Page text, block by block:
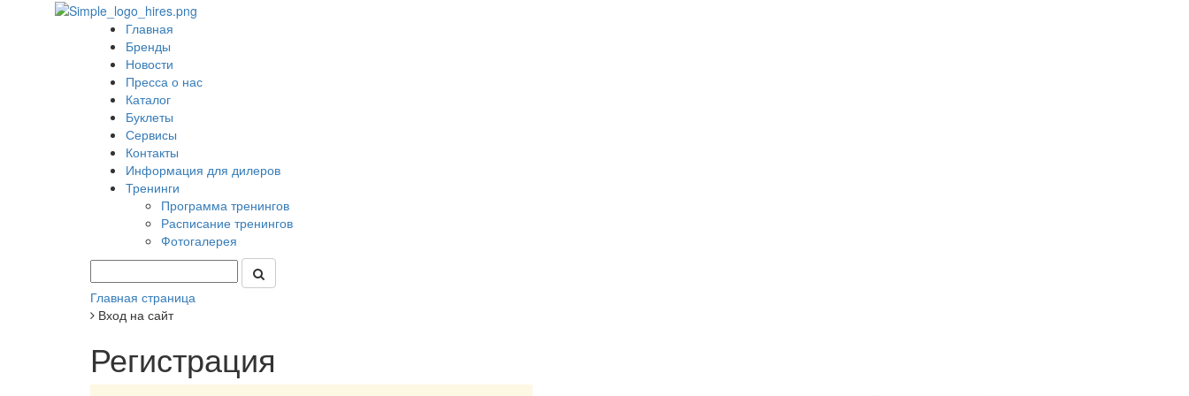
Главная
Бренды
Новости
Пресса о нас
Каталог
Буклеты
Сервисы
Контакты
Информация для дилеров
Тренинги
Программа тренингов
Расписание тренингов
Фотогалерея
Главная страница
Вход на сайт
Регистрация